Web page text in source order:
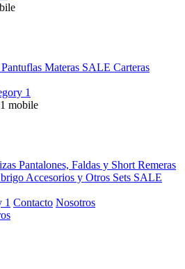
Pantuflas Materas SALE Carteras
Pantalones, Faldas y Short Remeras
Accesorios y Otros Sets SALE
Contacto Nosotros